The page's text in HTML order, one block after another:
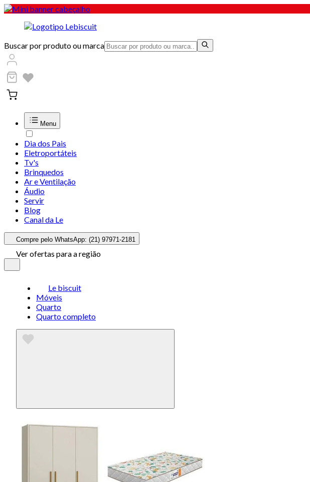
Buscar por produto ou marca
Menu
Dia dos Pais
Eletroportáteis
Tv's
Brinquedos
Ar e Ventilação
Áudio
Servir
Blog
Canal da Le
Compre pelo WhatsApp: (21) 97971-2181
Ver ofertas para a região
Le biscuit
Móveis
Quarto
Quarto completo